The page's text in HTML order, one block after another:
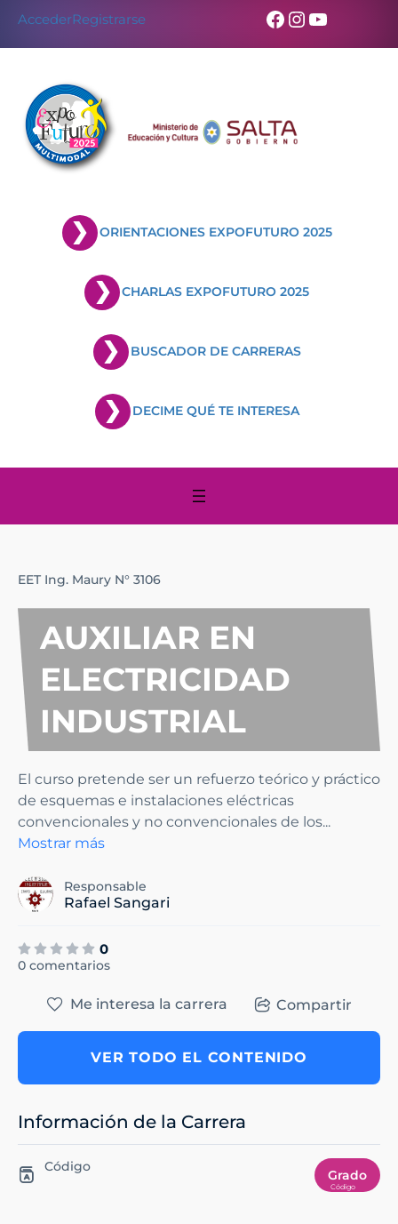
AccederRegistrarse Facebook
Instagram
YouTube
ORIENTACIONES EXPOFUTURO 2025
CHARLAS EXPOFUTURO 2025
BUSCADOR DE CARRERAS
DECIME QUÉ TE INTERESA
EET Ing. Maury N° 3106
AUXILIAR EN
ELECTRICIDAD
INDUSTRIAL
El curso pretende ser un refuerzo teórico y práctico
de esquemas e instalaciones eléctricas
convencionales y no convencionales de los...
Mostrar más
Responsable
Rafael Sangari
0
0 comentarios
Me interesa la carrera Compartir
VER TODO EL CONTENIDO
Información de la Carrera
Código
Grado